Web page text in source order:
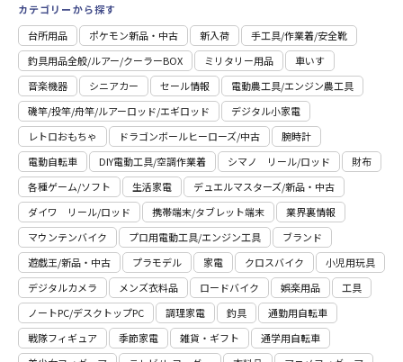
カテゴリーから探す
台所用品
ポケモン新品・中古 新入荷
⼿⼯具/作業着/安全靴
釣具用品全般/ルアー/クーラーBOX
ミリタリー用品
車いす
音楽機器
シニアカー セール情報
電動農工具/エンジン農工具
磯竿/投竿/舟竿/ルアーロッド/エギロッド
デジタル小家電
レトロおもちゃ
ドラゴンボールヒーローズ/中古
腕時計
電動自転車
DIY電動工具/空調作業着 シマノ リール/ロッド
財布
各種ゲーム/ソフト
生活家電
デュエルマスターズ/新品・中古
ダイワ リール/ロッド
携帯端末/タブレット端末
業界裏情報
マウンテンバイク
プロ用電動⼯具/エンジン⼯具
ブランド
遊戯王/新品・中古
プラモデル 家電 クロスバイク
小児用玩具
デジタルカメラ
メンズ衣料品 ロードバイク 娯楽用品
工具
ノートPC/デスクトップPC
調理家電 釣具
通勤用自転車
戦隊フィギュア
季節家電 雑貨・ギフト
通学用自転車